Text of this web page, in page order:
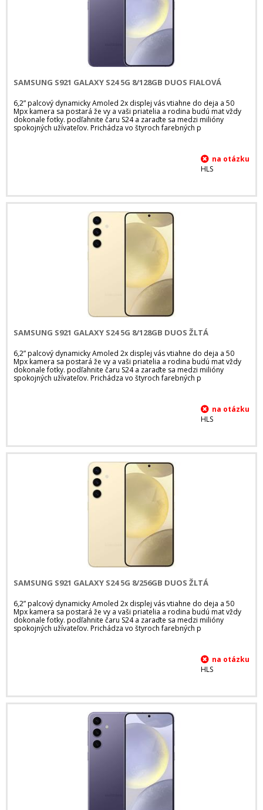
SAMSUNG S921 GALAXY S24 5G 8/128GB DUOS FIALOVÁ
6,2” palcový dynamicky Amoled 2x displej vás vtiahne do deja a 50
Mpx kamera sa postará že vy a vaši priatelia a rodina budú mat vždy
dokonale fotky. podľahnite čaru S24 a zaraďte sa medzi milióny
spokojných užívateľov. Prichádza vo štyroch farebných p
HLS
SAMSUNG S921 GALAXY S24 5G 8/128GB DUOS ŽLTÁ
6,2” palcový dynamicky Amoled 2x displej vás vtiahne do deja a 50
Mpx kamera sa postará že vy a vaši priatelia a rodina budú mat vždy
dokonale fotky. podľahnite čaru S24 a zaraďte sa medzi milióny
spokojných užívateľov. Prichádza vo štyroch farebných p
HLS
SAMSUNG S921 GALAXY S24 5G 8/256GB DUOS ŽLTÁ
6,2” palcový dynamicky Amoled 2x displej vás vtiahne do deja a 50
Mpx kamera sa postará že vy a vaši priatelia a rodina budú mat vždy
dokonale fotky. podľahnite čaru S24 a zaraďte sa medzi milióny
spokojných užívateľov. Prichádza vo štyroch farebných p
HLS